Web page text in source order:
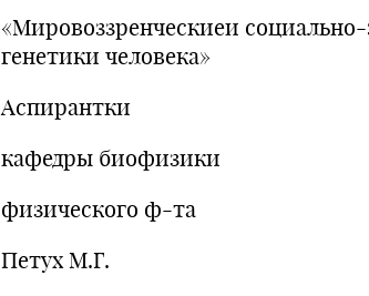
«Мировоззренческиеи
генетики человека»
Аспирантки
кафедры биофизики
физического ф-та
Петух М.Г.